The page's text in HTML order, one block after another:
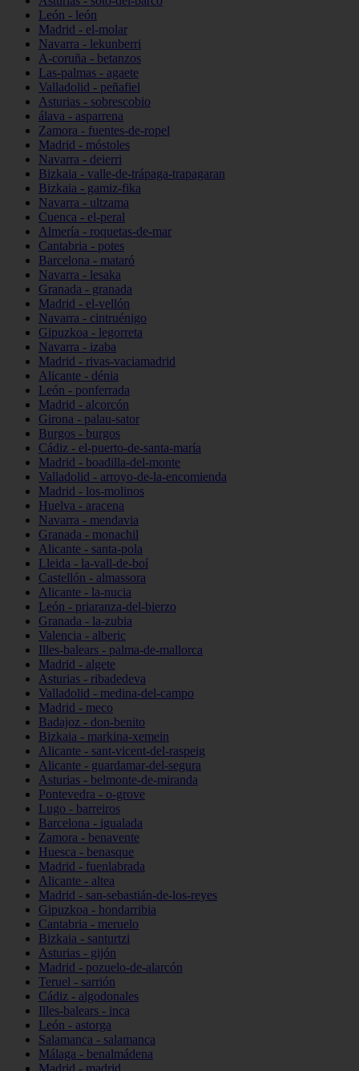
León - león
Madrid - el-molar
Navarra - lekunberri
A-coruña - betanzos
Las-palmas - agaete
Valladolid - peñafiel
Asturias - sobrescobio
álava - asparrena
Zamora - fuentes-de-ropel
Madrid - móstoles
Navarra - deierri
Bizkaia - valle-de-trápaga-trapagaran
Bizkaia - gamiz-fika
Navarra - ultzama
Cuenca - el-peral
Almería - roquetas-de-mar
Cantabria - potes
Barcelona - mataró
Navarra - lesaka
Granada - granada
Madrid - el-vellón
Navarra - cintruénigo
Gipuzkoa - legorreta
Navarra - izaba
Madrid - rivas-vaciamadrid
Alicante - dénia
León - ponferrada
Madrid - alcorcón
Girona - palau-sator
Burgos - burgos
Cádiz - el-puerto-de-santa-maría
Madrid - boadilla-del-monte
Valladolid - arroyo-de-la-encomienda
Madrid - los-molinos
Huelva - aracena
Navarra - mendavia
Granada - monachil
Alicante - santa-pola
Lleida - la-vall-de-boí
Castellón - almassora
Alicante - la-nucia
León - priaranza-del-bierzo
Granada - la-zubia
Valencia - alberic
Illes-balears - palma-de-mallorca
Madrid - algete
Asturias - ribadedeva
Valladolid - medina-del-campo
Madrid - meco
Badajoz - don-benito
Bizkaia - markina-xemein
Alicante - sant-vicent-del-raspeig
Alicante - guardamar-del-segura
Asturias - belmonte-de-miranda
Pontevedra - o-grove
Lugo - barreiros
Barcelona - igualada
Zamora - benavente
Huesca - benasque
Madrid - fuenlabrada
Alicante - altea
Madrid - san-sebastián-de-los-reyes
Gipuzkoa - hondarribia
Cantabria - meruelo
Bizkaia - santurtzi
Asturias - gijón
Madrid - pozuelo-de-alarcón
Teruel - sarrión
Cádiz - algodonales
Illes-balears - inca
León - astorga
Salamanca - salamanca
Málaga - benalmádena
Madrid - madrid